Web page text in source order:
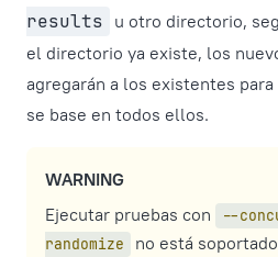
results u otro directorio,
el directorio ya existe, los
agregarán a los existentes
se base en todos ellos.
WARNING
Ejecutar pruebas con
--
randomize
no está